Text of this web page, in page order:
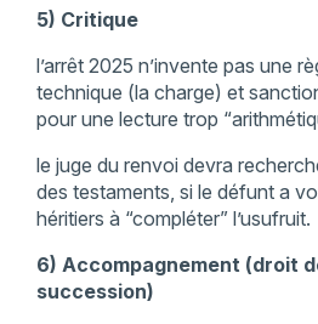
5) Critique
l’arrêt 2025 n’invente pas une
technique (la charge) et
pour une lecture trop
le juge du renvoi devra
des testaments, si le défunt a
héritiers à “compléter” l’usufruit.
6) Accompagnement (droit
succession)